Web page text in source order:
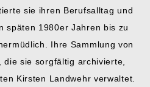
sie ihren Berufsalltag und
späten 1980er Jahren bis zu
Ihre Sammlung von
sie sorgfältig archivierte,
Kirsten Landwehr verwaltet.